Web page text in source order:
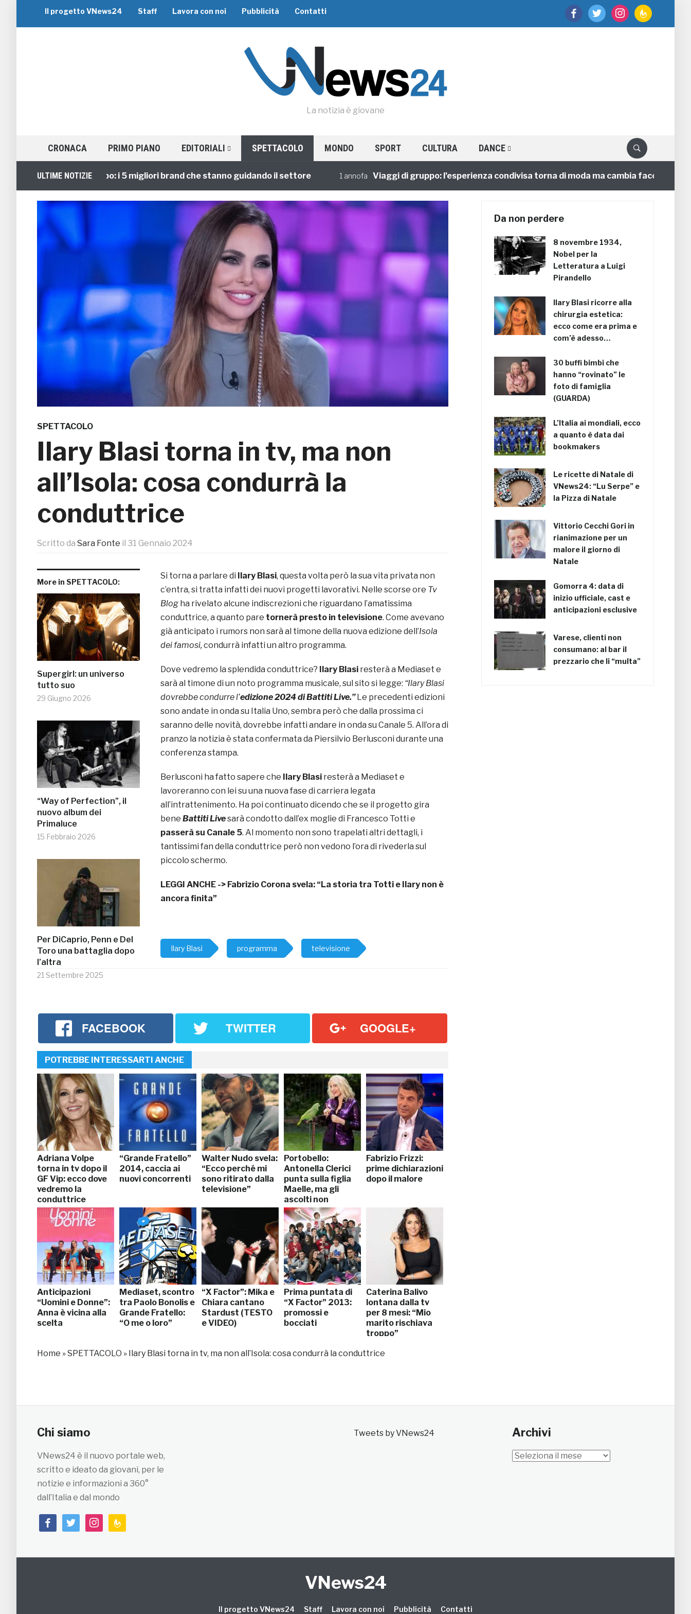
facebooktwitter instagramfeedburner
Il progetto VNews24 Staff Lavora con noi Pubblicità Contatti
La notizia è giovane
CRONACA PRIMO PIANO EDITORIALI SPETTACOLO MONDO SPORT CULTURA DANCE
ULTIME NOTIZIE
Viaggi di Gruppo: i 5 migliori brand che stanno guidando il settore 1 annofa Viaggi di gruppo: l’esperienza condivisa torna di moda ma cambia faccia
SPETTACOLO
Ilary Blasi torna in tv, ma non
all’Isola: cosa condurrà la
conduttrice
Scritto da Sara Fonte il 31 Gennaio 2024
More in SPETTACOLO:
Supergirl: un universo
tutto suo
29 Giugno 2026
“Way of Perfection”, il
nuovo album dei
Primaluce
15 Febbraio 2026
Per DiCaprio, Penn e Del
Toro una battaglia dopo
l’altra
21 Settembre 2025
Si torna a parlare di Ilary Blasi, questa volta però la sua vita privata non
c’entra, si tratta infatti dei nuovi progetti lavorativi. Nelle scorse ore Tv
Blog ha rivelato alcune indiscrezioni che riguardano l’amatissima
conduttrice, a quanto pare tornerà presto in televisione. Come avevano
già anticipato i rumors non sarà al timone della nuova edizione dell’Isola
dei famosi,condurrà infatti un altro programma.
Dove vedremo la splendida conduttrice? Ilary Blasi resterà a Mediaset e
sarà al timone di un noto programma musicale, sul sito si legge: “Ilary Blasi
dovrebbe condurre l’edizione 2024 di Battiti Live.”Le precedenti edizioni
sono andate in onda su Italia Uno, sembra però che dalla prossima ci
saranno delle novità, dovrebbe infatti andare in onda su Canale 5. All’ora di
pranzo la notizia è stata confermata da Piersilvio Berlusconi durante una
conferenza stampa.
Berlusconi ha fatto sapere che Ilary Blasi resterà a Mediaset e
lavoreranno con lei su una nuova fase di carriera legata
all’intrattenimento. Ha poi continuato dicendo che se il progetto gira
bene Battiti Livesarà condotto dall’ex moglie di Francesco Totti e
passerà su Canale 5. Al momento non sono trapelati altri dettagli, i
tantissimi fan della conduttrice però non vedono l’ora di rivederla sul
piccolo schermo.
LEGGI ANCHE -> Fabrizio Corona svela: “La storia tra Totti e Ilary non è
ancora finita”
Ilary Blasi programma televisione
FACEBOOK TWITTER GOOGLE+
POTREBBE INTERESSARTI ANCHE
Adriana Volpe
torna in tv dopo il
GF Vip: ecco dove
vedremo la
conduttrice
“Grande Fratello”
2014, caccia ai
nuovi concorrenti
Walter Nudo svela:
“Ecco perché mi
sono ritirato dalla
televisione”
Portobello:
Antonella Clerici
punta sulla figlia
Maelle, ma gli
ascolti non
decollano
Fabrizio Frizzi:
prime dichiarazioni
dopo il malore
Anticipazioni
“Uomini e Donne”:
Anna è vicina alla
scelta
Mediaset, scontro
tra Paolo Bonolis e
Grande Fratello:
“O me o loro”
“X Factor”: Mika e
Chiara cantano
Stardust (TESTO
e VIDEO)
Prima puntata di
“X Factor” 2013:
promossi e
bocciati
Caterina Balivo
lontana dalla tv
per 8 mesi: “Mio
marito rischiava
troppo”
Home »SPETTACOLO » Ilary Blasi torna in tv, ma non all’Isola: cosa condurrà la conduttrice
Da non perdere
8 novembre 1934,
Nobel per la
Letteratura a Luigi
Pirandello
Ilary Blasi ricorre alla
chirurgia estetica:
ecco come era prima e
com’è adesso…
30 buffi bimbi che
hanno “rovinato” le
foto di famiglia
(GUARDA)
L’Italia ai mondiali, ecco
a quanto è data dai
bookmakers
Le ricette di Natale di
VNews24: “Lu Serpe” e
la Pizza di Natale
Vittorio Cecchi Gori in
rianimazione per un
malore il giorno di
Natale
Gomorra 4: data di
inizio ufficiale, cast e
anticipazioni esclusive
Varese, clienti non
consumano: al bar il
prezzario che li “multa”
Chi siamo
VNews24 è il nuovo portale web,
scritto e ideato da giovani, per le
notizie e informazioni a 360°
dall’Italia e dal mondo
facebooktwitterinstagramfeedburner
Tweets by VNews24 Archivi
Archivi
VNews24
Il progetto VNews24 Staff Lavora con noi Pubblicità Contatti